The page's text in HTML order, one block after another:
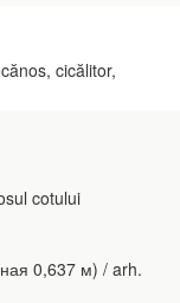
cicălitor,
cotului
0,637 м) / arh.